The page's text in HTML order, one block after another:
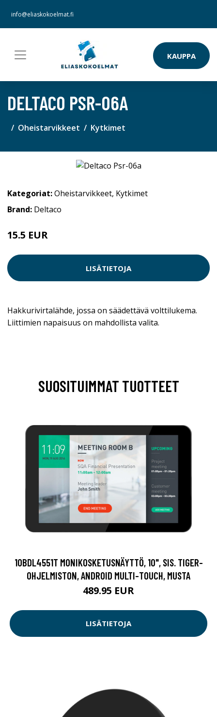
info@eliaskokoelmat.fi
KAUPPA
DELTACO PSR-06A
Oheistarvikkeet Kytkimet
Kategoriat:Oheistarvikkeet, Kytkimet
Brand: Deltaco
15.5 EUR
LISÄTIETOJA
Hakkurivirtalähde, jossa on säädettävä volttilukema.
Liittimien napaisuus on mahdollista valita.
SUOSITUIMMAT TUOTTEET
10BDL4551T MONIKOSKETUSNÄYTTÖ, 10", SIS. TIGER-
OHJELMISTON, ANDROID MULTI-TOUCH, MUSTA
489.95 EUR
LISÄTIETOJA